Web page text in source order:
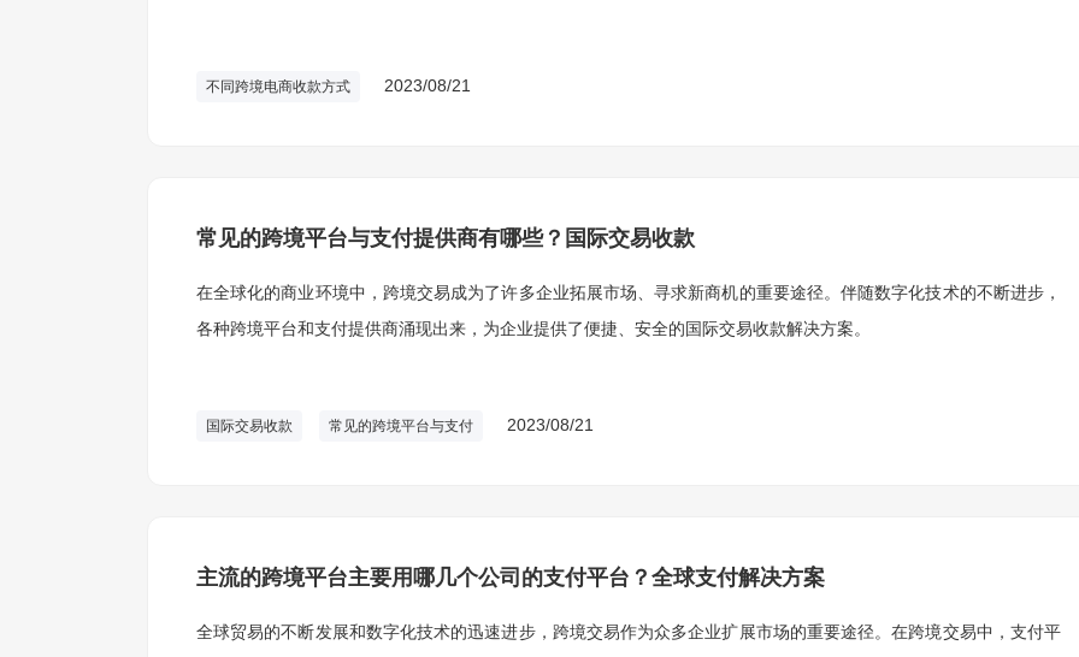
不同跨境电商收款方式 2023/08/21
常见的跨境平台与支付提供商有哪些？国际交易收款
在全球化的商业环境中，跨境交易成为了许多企业拓展市场、寻求新商机的重要途径。伴随数字化技术的不断进步，
各种跨境平台和支付提供商涌现出来，为企业提供了便捷、安全的国际交易收款解决方案。
国际交易收款 常见的跨境平台与支付 2023/08/21
主流的跨境平台主要用哪几个公司的支付平台？全球支付解决方案
全球贸易的不断发展和数字化技术的迅速进步，跨境交易作为众多企业扩展市场的重要途径。在跨境交易中，支付平